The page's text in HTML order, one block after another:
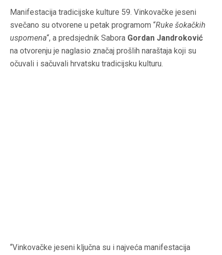
Manifestacija tradicijske kulture 59. Vinkovačke jeseni
svečano su otvorene u petak programom “Ruke šokačkih
uspomena“, a predsjednik Sabora Gordan Jandroković
na otvorenju je naglasio značaj prošlih naraštaja koji su
očuvali i sačuvali hrvatsku tradicijsku kulturu.
“Vinkovačke jeseni ključna su i najveća manifestacija